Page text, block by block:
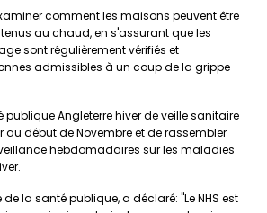
comment les maisons peuvent être
au chaud, en s'assurant que les
sont régulièrement vérifiés et
admissibles à un coup de la grippe
publique Angleterre hiver de veille sanitaire
début de Novembre et de rassembler
hebdomadaires sur les maladies
la santé publique, a déclaré: "Le NHS est